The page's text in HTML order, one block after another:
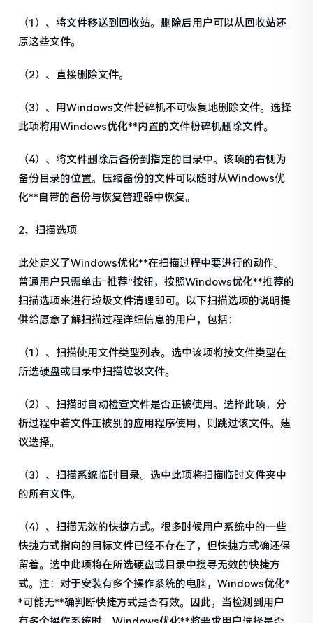
（1）、将文件移送到回收站。删除后用户可以从回收站还
原这些文件。
（2）、直接删除文件。
（3）、用Windows文件粉碎机不可恢复地删除文件。选择
此项将用Windows优化**内置的文件粉碎机删除文件。
（4）、将文件删除后备份到指定的目录中。该项的右侧为
备份目录的位置。压缩备份的文件可以随时从Windows优
化**自带的备份与恢复管理器中恢复。
2、扫描选项
此处定义了Windows优化**在扫描过程中要进行的动作。
普通用户只需单击“推荐”按钮，按照Windows优化**推荐的
扫描选项来进行垃圾文件清理即可。以下扫描选项的说明提
供给愿意了解扫描过程详细信息的用户，包括：
（1）、扫描使用文件类型列表。选中该项将按文件类型在
所选硬盘或目录中扫描垃圾文件。
（2）、扫描时自动检查文件是否正被使用。选择此项，分
析过程中若文件正被别的应用程序使用，则跳过该文件。建
议选择。
（3）、扫描系统临时目录。选中此项将扫描临时文件夹中
的所有文件。
（4）、扫描无效的快捷方式。很多时候用户系统中的一些
快捷方式指向的目标文件已经不存在了，但快捷方式确还保
留着。选中此项将在所选硬盘或目录中搜寻无效的快捷方
式。注：对于安装有多个操作系统的电脑，Windows优化*
*可能无**确判断快捷方式是否有效。因此，当检测到用户